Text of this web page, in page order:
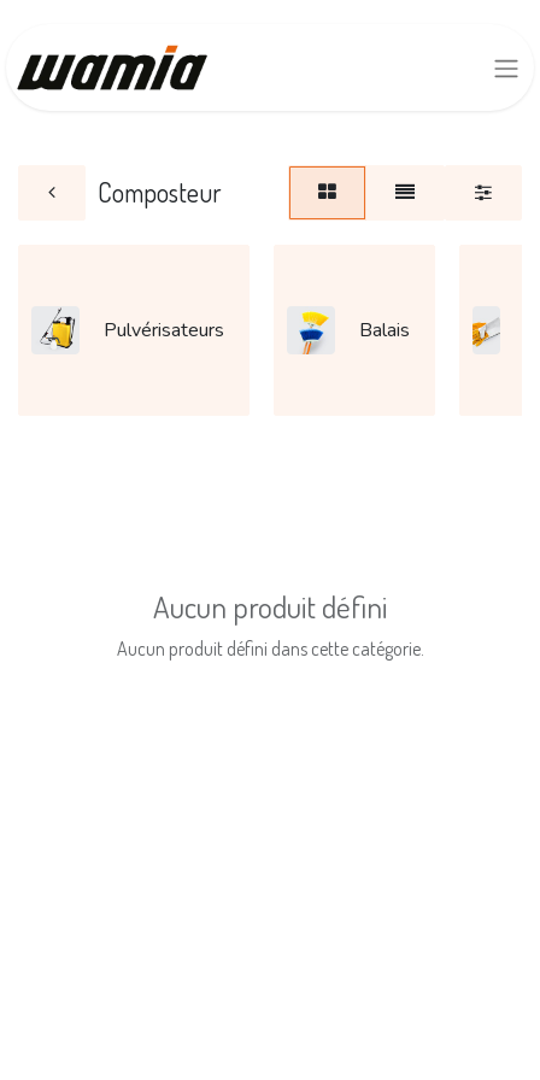
Composteur
Pulvérisateurs Balais
Aucun produit défini
Aucun produit défini dans cette catégorie.